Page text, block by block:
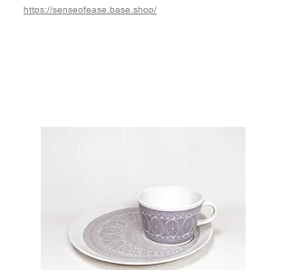
https://senseofease.base.shop/